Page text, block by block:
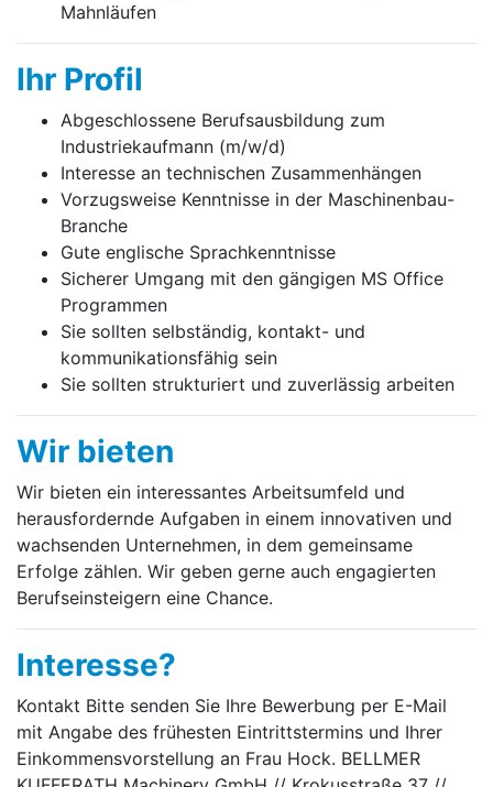
Mahnläufen
Ihr Profil
Abgeschlossene Berufsausbildung zum
Industriekaufmann (m/w/d)
Interesse an technischen Zusammenhängen
Vorzugsweise Kenntnisse in der Maschinenbau-
Branche
Gute englische Sprachkenntnisse
Sicherer Umgang mit den gängigen MS Office
Programmen
Sie sollten selbständig, kontakt- und
kommunikationsfähig sein
Sie sollten strukturiert und zuverlässig arbeiten
Wir bieten
Wir bieten ein interessantes Arbeitsumfeld und
herausfordernde Aufgaben in einem innovativen und
wachsenden Unternehmen, in dem gemeinsame
Erfolge zählen. Wir geben gerne auch engagierten
Berufseinsteigern eine Chance.
Interesse?
Kontakt Bitte senden Sie Ihre Bewerbung per E-Mail
mit Angabe des frühesten Eintrittstermins und Ihrer
Einkommensvorstellung an Frau Hock. BELLMER